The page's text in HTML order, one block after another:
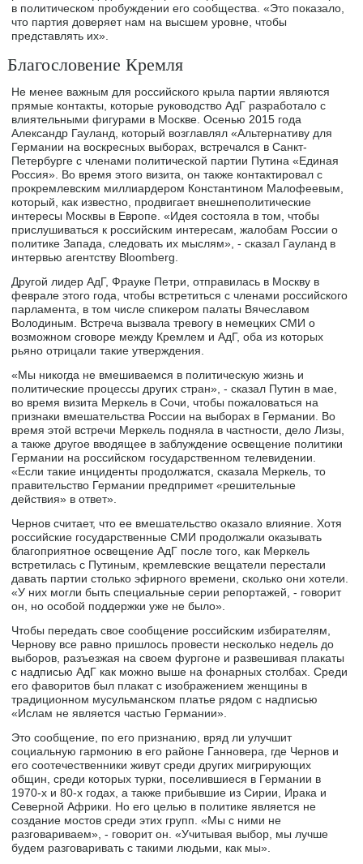
в политическом пробуждении его сообщества. «Это показало,
что партия доверяет нам на высшем уровне, чтобы
представлять их».
Благословение Кремля
Не менее важным для российского крыла партии являются
прямые контакты, которые руководство АдГ разработало с
влиятельными фигурами в Москве. Осенью 2015 года
Александр Гауланд, который возглавлял «Альтернативу для
Германии на воскресных выборах, встречался в Санкт-
Петербурге с членами политической партии Путина «Единая
Россия». Во время этого визита, он также контактировал с
прокремлевским миллиардером Константином Малофеевым,
который, как известно, продвигает внешнеполитические
интересы Москвы в Европе. «Идея состояла в том, чтобы
прислушиваться к российским интересам, жалобам России о
политике Запада, следовать их мыслям», - сказал Гауланд в
интервью агентству Bloomberg.
Другой лидер AдГ, Фрауке Петри, отправилась в Москву в
феврале этого года, чтобы встретиться с членами российского
парламента, в том числе спикером палаты Вячеславом
Володиным. Встреча вызвала тревогу в немецких СМИ о
возможном сговоре между Кремлем и АдГ, оба из которых
рьяно отрицали такие утверждения.
«Мы никогда не вмешиваемся в политическую жизнь и
политические процессы других стран», - сказал Путин в мае,
во время визита Меркель в Сочи, чтобы пожаловаться на
признаки вмешательства России на выборах в Германии. Во
время этой встречи Меркель подняла в частности, дело Лизы,
а также другое вводящее в заблуждение освещение политики
Германии на российском государственном телевидении.
«Если такие инциденты продолжатся, сказала Меркель, то
правительство Германии предпримет «решительные
действия» в ответ».
Чернов считает, что ее вмешательство оказало влияние. Хотя
российские государственные СМИ продолжали оказывать
благоприятное освещение АдГ после того, как Меркель
встретилась с Путиным, кремлевские вещатели перестали
давать партии столько эфирного времени, сколько они хотели.
«У них могли быть специальные серии репортажей, - говорит
он, но особой поддержки уже не было».
Чтобы передать свое сообщение российским избирателям,
Чернову все равно пришлось провести несколько недель до
выборов, разъезжая на своем фургоне и развешивая плакаты
с надписью AдГ как можно выше на фонарных столбах. Среди
его фаворитов был плакат с изображением женщины в
традиционном мусульманском платье рядом с надписью
«Ислам не является частью Германии».
Это сообщение, по его признанию, вряд ли улучшит
социальную гармонию в его районе Ганновера, где Чернов и
его соотечественники живут среди других мигрирующих
общин, среди которых турки, поселившиеся в Германии в
1970-х и 80-х годах, а также прибывшие из Сирии, Ирака и
Северной Африки. Но его целью в политике является не
создание мостов среди этих групп. «Мы с ними не
разговариваем», - говорит он. «Учитывая выбор, мы лучше
будем разговаривать с такими людьми, как мы».